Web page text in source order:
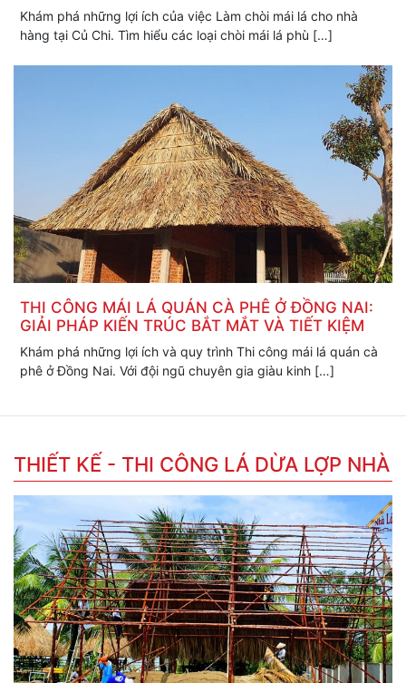
Khám phá những lợi ích của việc Làm chòi mái lá cho nhà
hàng tại Củ Chi. Tìm hiểu các loại chòi mái lá phù […]
THI CÔNG MÁI LÁ QUÁN CÀ PHÊ Ở ĐỒNG NAI:
GIẢI PHÁP KIẾN TRÚC BẮT MẮT VÀ TIẾT KIỆM
Khám phá những lợi ích và quy trình Thi công mái lá quán cà
phê ở Đồng Nai. Với đội ngũ chuyên gia giàu kinh […]
THIẾT KẾ - THI CÔNG LÁ DỪA LỢP NHÀ